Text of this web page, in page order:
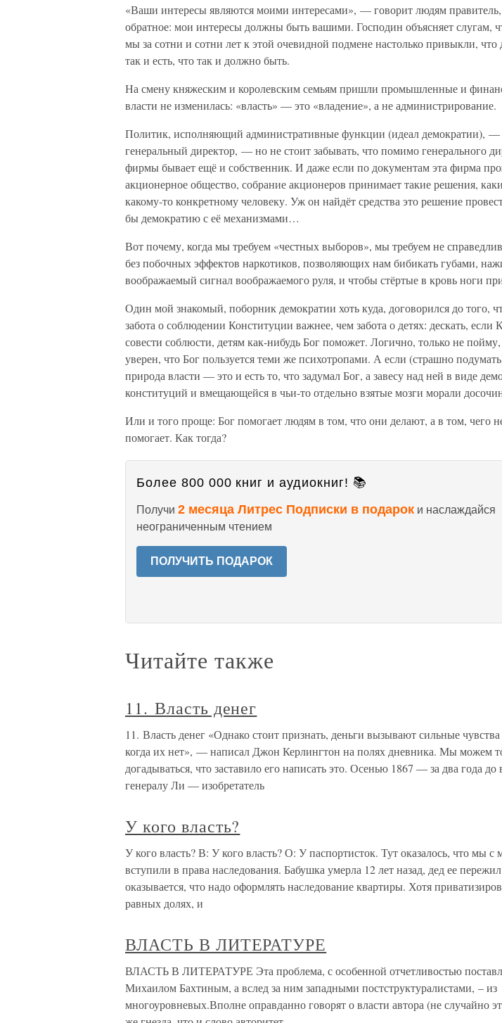
«Ваши интересы являются моими интересами», — говорит людям
обратное: мои интересы должны быть вашими. Господин объясняет слугам,
мы за сотни и сотни лет к этой очевидной подмене настолько привыкли,
так и есть, что так и должно быть.
На смену княжеским и королевским семьям пришли промышленные и
власти не изменилась: «власть» — это «владение», а не администрирование.
Политик, исполняющий административные функции (идеал демократии), —
генеральный директор, — но не стоит забывать, что помимо генерального
фирмы бывает ещё и собственник. И даже если по документам эта фирма
акционерное общество, собрание акционеров принимает такие решения,
какому-то конкретному человеку. Уж он найдёт средства это решение
бы демократию с её механизмами…
Вот почему, когда мы требуем «честных выборов», мы требуем не
без побочных эффектов наркотиков, позволяющих нам бибикать губами,
воображаемый сигнал воображаемого руля, и чтобы стёртые в кровь ноги
Один мой знакомый, поборник демократии хоть куда, договорился до того,
забота о соблюдении Конституции важнее, чем забота о детях: дескать,
совести соблюсти, детям как-нибудь Бог поможет. Логично, только не
уверен, что Бог пользуется теми же психотропами. А если (страшно
природа власти — это и есть то, что задумал Бог, а завесу над ней в виде
конституций и вмещающейся в чьи-то отдельно взятые мозги морали
Или и того проще: Бог помогает людям в том, что они делают, а в том, чего
помогает. Как тогда?
Более 800 000 книг и аудиокниг! 📚
Получи 2 месяца Литрес Подписки в подарок и наслаждайся
неограниченным чтением
ПОЛУЧИТЬ ПОДАРОК
Читайте также
11. Власть денег
11. Власть денег «Однако стоит признать, деньги вызывают сильные
когда их нет», — написал Джон Керлингтон на полях дневника. Мы можем
догадываться, что заставило его написать это. Осенью 1867 — за два года до
генералу Ли — изобретатель
У кого власть?
У кого власть? В: У кого власть? О: У паспортисток. Тут оказалось, что мы с
вступили в права наследования. Бабушка умерла 12 лет назад, дед ее
оказывается, что надо оформлять наследование квартиры. Хотя
равных долях, и
ВЛАСТЬ В ЛИТЕРАТУРЕ
ВЛАСТЬ В ЛИТЕРАТУРЕ Эта проблема, с особенной отчетливостью
Михаилом Бахтиным, а вслед за ним западными постструктуралистами, – из
многоуровневых.Вполне оправданно говорят о власти автора (не случайно